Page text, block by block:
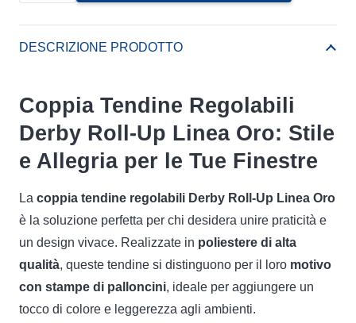
Derby
Linea
Oro
quantità
DESCRIZIONE PRODOTTO
Coppia Tendine Regolabili
Derby Roll-Up Linea Oro: Stile
e Allegria per le Tue Finestre
La coppia tendine regolabili Derby Roll-Up Linea Oro
è la soluzione perfetta per chi desidera unire praticità e
un design vivace. Realizzate in poliestere di alta
qualità, queste tendine si distinguono per il loro motivo
con stampe di palloncini, ideale per aggiungere un
tocco di colore e leggerezza agli ambienti.